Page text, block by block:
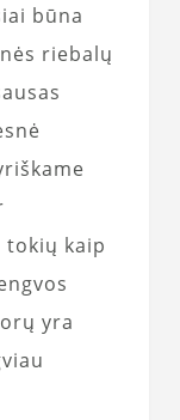
būna
riebalų
kaip
yra